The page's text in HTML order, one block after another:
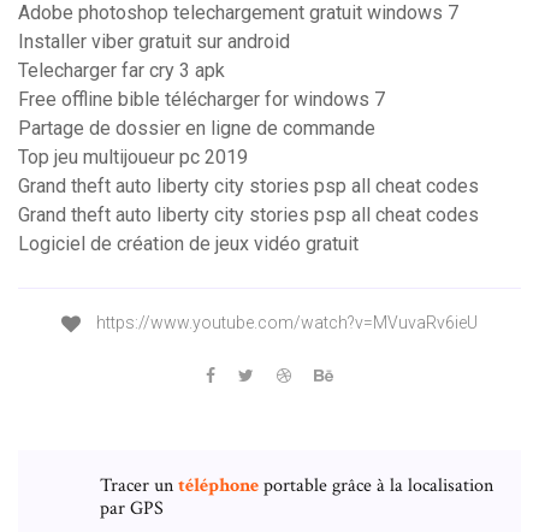
Adobe photoshop telechargement gratuit windows 7
Installer viber gratuit sur android
Telecharger far cry 3 apk
Free offline bible télécharger for windows 7
Partage de dossier en ligne de commande
Top jeu multijoueur pc 2019
Grand theft auto liberty city stories psp all cheat codes
Grand theft auto liberty city stories psp all cheat codes
Logiciel de création de jeux vidéo gratuit
https://www.youtube.com/watch?v=MVuvaRv6ieU
Tracer untéléphoneportable grâce à la localisation
par GPS